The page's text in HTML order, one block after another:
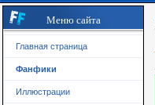
Меню сайта
Главная страница
Фанфики
Иллюстрации